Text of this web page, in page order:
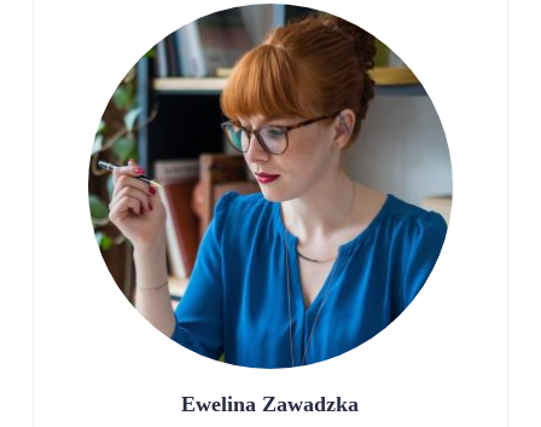
Ewelina Zawadzka